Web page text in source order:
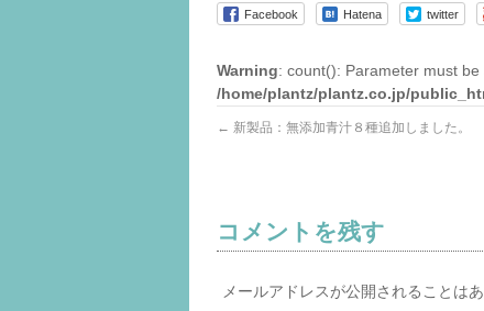
Facebook Hatena twitter
Warning: count(): Parameter must
/home/plantz/plantz.co.jp/
← 新製品：無添加青汁８種追加しました。
コメントを残す
メールアドレスが公開されることはあ